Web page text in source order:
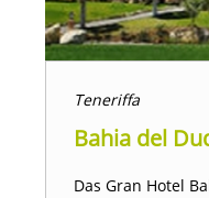
Teneriffa
Bahia del
Das Gran Hotel